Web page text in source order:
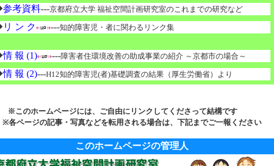
参考資料---京都府立大学 福祉空間計画研究室のこれまでの研究など
リ ン ク ---知的障害児・者に関わるリンク集
情 報 (1) ---障害者住環境改善の助成事業の紹介 ～京都市の場合～
情 報 (2)---H12知的障害児(者)基礎調査の結果（厚生労働省）より
※このホームページには、ご自由にリンクしてくださって結構です
※各ページの記事・写真などを転用される場合は、下記までご一報ください
このホームページの管理人